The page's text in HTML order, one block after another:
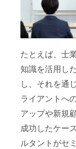
たとえば、士
知識を活用し
し、それを通
ライアントへ
アップや新規
成功したケー
ルタントがセ